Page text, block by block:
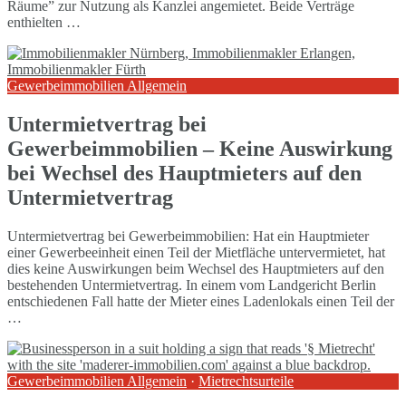
Räume” zur Nutzung als Kanzlei angemietet. Beide Verträge
enthielten …
Gewerbeimmobilien Allgemein
Untermietvertrag bei
Gewerbeimmobilien – Keine Auswirkung
bei Wechsel des Hauptmieters auf den
Untermietvertrag
Untermietvertrag bei Gewerbeimmobilien: Hat ein Hauptmieter
einer Gewerbeeinheit einen Teil der Mietfläche untervermietet, hat
dies keine Auswirkungen beim Wechsel des Hauptmieters auf den
bestehenden Untermietvertrag. In einem vom Landgericht Berlin
entschiedenen Fall hatte der Mieter eines Ladenlokals einen Teil der
…
Gewerbeimmobilien Allgemein · Mietrechtsurteile